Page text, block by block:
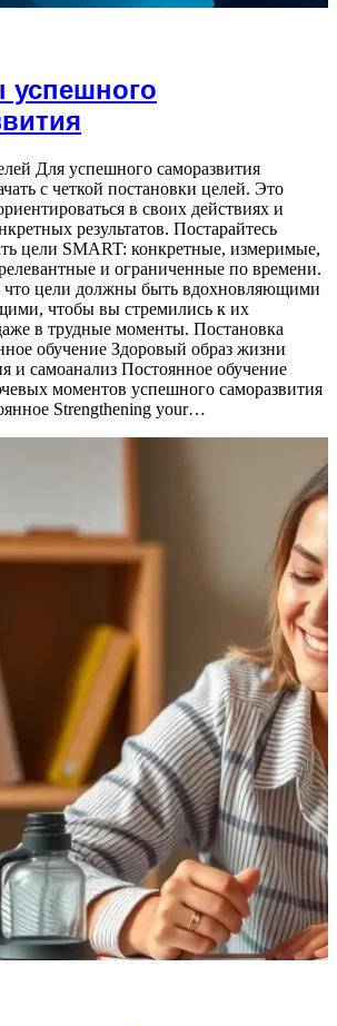
успешного
Для успешного саморазвития
с четкой постановки целей. Это
в своих действиях и
результатов. Постарайтесь
цели SMART: конкретные, измеримые,
и ограниченные по времени.
что цели должны быть вдохновляющими
чтобы вы стремились к их
в трудные моменты. Постановка
обучение Здоровый образ жизни
и самоанализ Постоянное обучение
моментов успешного саморазвития
Strengthening your…